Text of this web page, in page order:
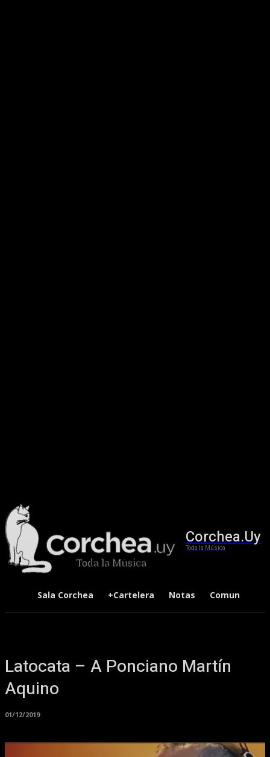
Corchea.Uy
Toda la Música
Sala Corchea +Cartelera Notas Comunidad
Latocata – A Ponciano Martín
Aquino
01/12/2019